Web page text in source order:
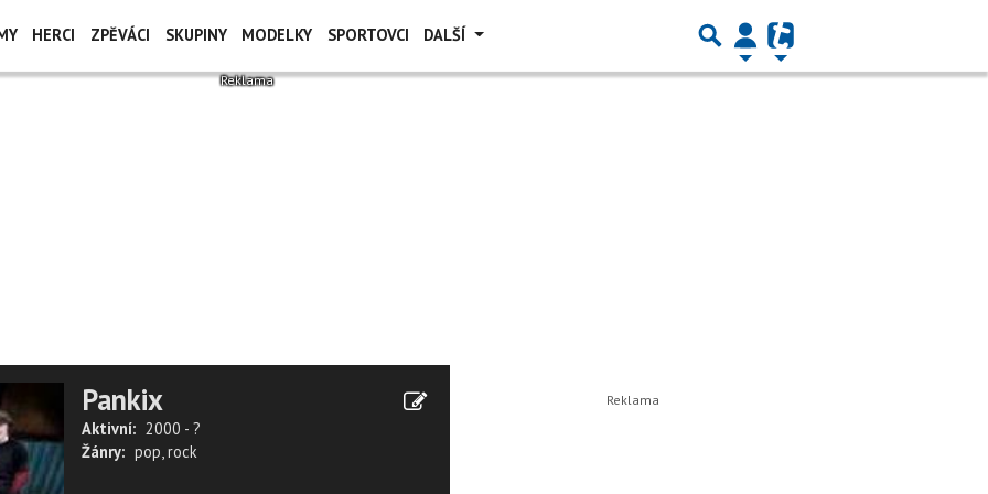
HERCI ZPĚVÁCI SKUPINY MODELKY SPORTOVCI DALŠÍ
Pankix
Aktivní: 2000 - ?
Žánry: pop,rock